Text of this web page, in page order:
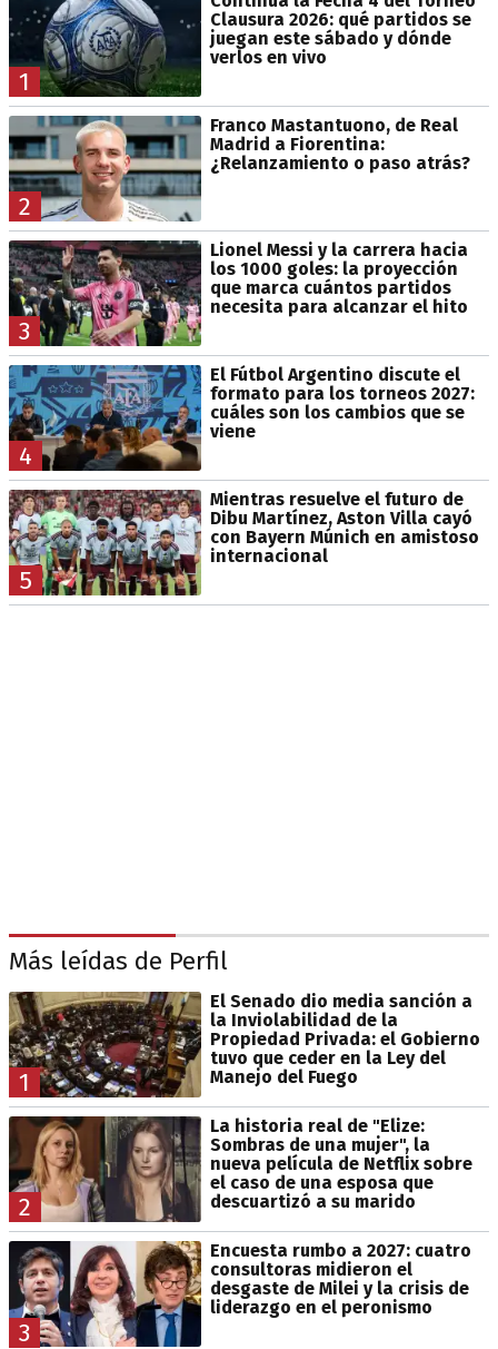
1
Clausura 2026: qué partidos se
juegan este sábado y dónde
verlos en vivo
2
Franco Mastantuono, de Real
Madrid a Fiorentina:
¿Relanzamiento o paso atrás?
3
Lionel Messi y la carrera hacia
los 1000 goles: la proyección
que marca cuántos partidos
necesita para alcanzar el hito
4
El Fútbol Argentino discute el
formato para los torneos 2027:
cuáles son los cambios que se
viene
5
Mientras resuelve el futuro de
Dibu Martínez, Aston Villa cayó
con Bayern Múnich en amistoso
internacional
Más leídas de Perfil
1
El Senado dio media sanción a
la Inviolabilidad de la
Propiedad Privada: el Gobierno
tuvo que ceder en la Ley del
Manejo del Fuego
2
La historia real de "Elize:
Sombras de una mujer", la
nueva película de Netflix sobre
el caso de una esposa que
descuartizó a su marido
3
Encuesta rumbo a 2027: cuatro
consultoras midieron el
desgaste de Milei y la crisis de
liderazgo en el peronismo